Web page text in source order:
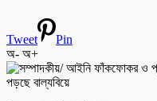
Tweet
Pin
অ- অ+